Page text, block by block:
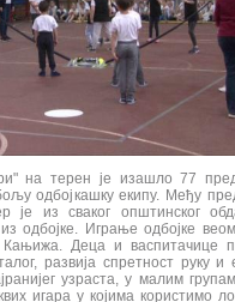
на терен је изашло 77
одбојкашку екипу. Међу
је из сваког општинског
одбојке. Играње одбојке
Деца и васпитачице
развија спретност руку и
узраста, у малим
игара у којима користимо